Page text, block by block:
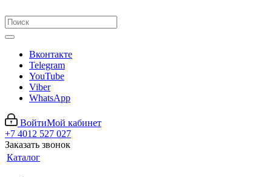
Вконтакте
Telegram
YouTube
Viber
WhatsApp
ВойтиМой кабинет
+7 4012 527 027
Заказать звонок
Каталог